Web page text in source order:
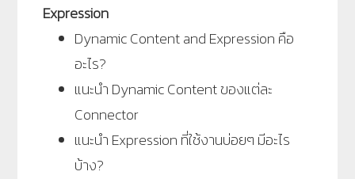
Expression
Dynamic Content and Expression คือ
อะไร?
แนะนำ Dynamic Content ของแต่ละ
Connector
แนะนำ Expression ที่ใช้งานบ่อยๆ มีอะไร
บ้าง?